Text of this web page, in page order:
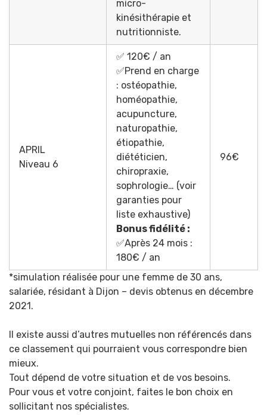
micro-
kinésithérapie et
nutritionniste.
APRIL
Niveau 6
✅ 120€ / an
✅Prend en charge
: ostéopathie,
homéopathie,
acupuncture,
naturopathie,
étiopathie,
diététicien,
chiropraxie,
sophrologie… (voir
garanties pour
liste exhaustive)
Bonus fidélité :
✅Après 24 mois :
180€ / an
96€
*simulation réalisée pour une femme de 30 ans,
salariée, résidant à Dijon – devis obtenus en décembre
2021.
Il existe aussi d’autres mutuelles non référencés dans
ce classement qui pourraient vous correspondre bien
mieux.
Tout dépend de votre situation et de vos besoins.
Pour vous et votre conjoint, faites le bon choix en
sollicitant nos spécialistes.